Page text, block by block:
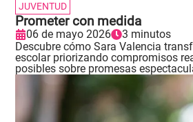
JUVENTUD
Prometer con medida
06 de mayo 2026
3 minutos
Descubre cómo Sara Valencia
escolar priorizando compromisos
posibles sobre promesas